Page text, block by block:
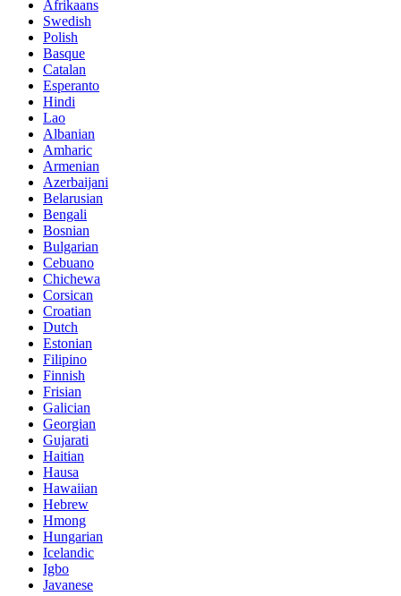
Afrikaans
Swedish
Polish
Basque
Catalan
Esperanto
Hindi
Lao
Albanian
Amharic
Armenian
Azerbaijani
Belarusian
Bengali
Bosnian
Bulgarian
Cebuano
Chichewa
Corsican
Croatian
Dutch
Estonian
Filipino
Finnish
Frisian
Galician
Georgian
Gujarati
Haitian
Hausa
Hawaiian
Hebrew
Hmong
Hungarian
Icelandic
Igbo
Javanese